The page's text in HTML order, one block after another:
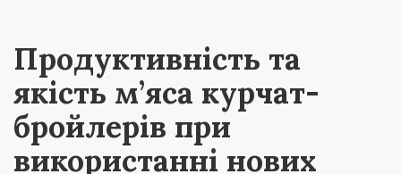
Продуктивність та
якість м’яса курчат-
бройлерів при
використанні нових